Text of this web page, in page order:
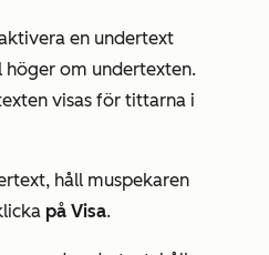
en undertext
höger om undertexten.
visas för tittarna i
håll muspekaren
på Visa.